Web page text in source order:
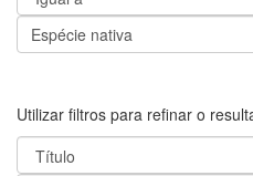
Utilizar filtros para refinar o